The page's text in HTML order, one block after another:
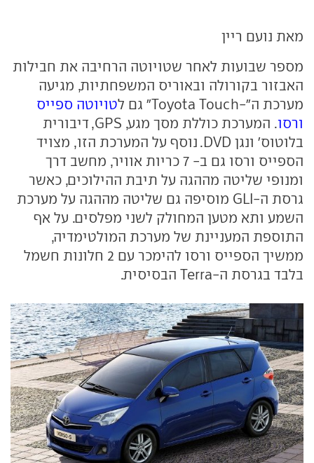
מאת נועם ריין
מספר שבועות לאחר שטויוטה הרחיבה את חבילות
האבזור בקורולה ובאוריס המשפחתיות, מגיעה
מערכת ה"-Toyota Touch" גם לטויוטה ספייס
ורסו. המערכת כוללת מסך מגע, GPS, דיבורית
בלוטוס' ונגן DVD. נוסף על המערכת הזו, מצויד
הספייס ורסו גם ב- 7 כריות אוויר, מחשב דרך
ומנופי שליטה מההגה על תיבת ההילוכים, כאשר
גרסת ה-GLI מוסיפה גם שליטה מההגה על מערכת
השמע ותא מטען המחולק לשני מפלסים. על אף
התוספת המעניינת של מערכת המולטימדיה,
ממשיך הספייס ורסו להימכר עם 2 חלונות חשמל
בלבד בגרסת ה-Terra הבסיסית.